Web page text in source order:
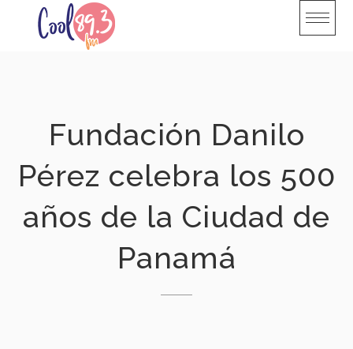
Fundación Danilo
Pérez celebra los 500
años de la Ciudad de
Panamá